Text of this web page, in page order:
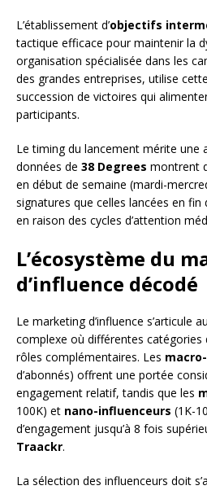
L’établissement d’objectifs
tactique efficace pour maintenir la
organisation spécialisée dans les
des grandes entreprises, utilise
succession de victoires qui
participants.
Le timing du lancement mérite une
données de 38 Degrees montrent
en début de semaine (mardi-
signatures que celles lancées en
en raison des cycles d’attention
L’écosystème du
d’influence décodé
Le marketing d’influence s’articule
complexe où différentes catégories
rôles complémentaires. Les
d’abonnés) offrent une portée
engagement relatif, tandis que les
100K) et nano-influenceurs (1K-
d’engagement jusqu’à 8 fois
Traackr.
La sélection des influenceurs doit